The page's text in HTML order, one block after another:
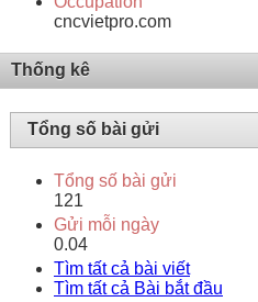
cncvietpro.com
Thống kê
Tổng số bài gửi
Tổng số bài gửi
121
Gửi mỗi ngày
0.04
Tìm tất cả bài viết
Tìm tất cả Bài bắt đầu